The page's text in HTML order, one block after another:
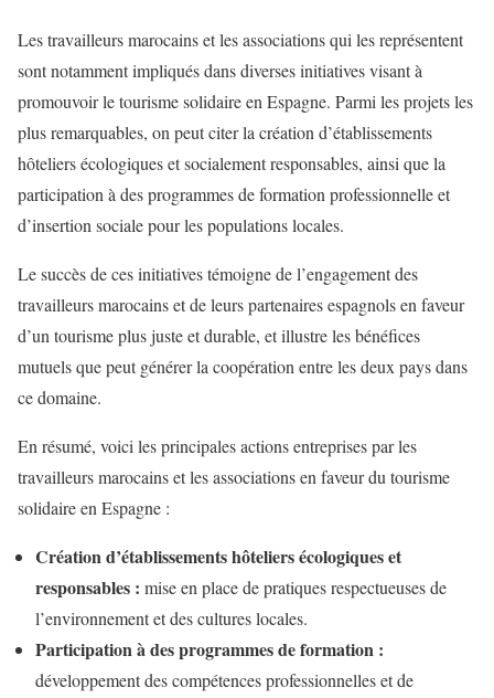
Les travailleurs marocains et les associations qui les représentent
sont notamment impliqués dans diverses initiatives visant à
promouvoir le tourisme solidaire en Espagne. Parmi les projets les
plus remarquables, on peut citer la création d’établissements
hôteliers écologiques et socialement responsables, ainsi que la
participation à des programmes de formation professionnelle et
d’insertion sociale pour les populations locales.
Le succès de ces initiatives témoigne de l’engagement des
travailleurs marocains et de leurs partenaires espagnols en faveur
d’un tourisme plus juste et durable, et illustre les bénéfices
mutuels que peut générer la coopération entre les deux pays dans
ce domaine.
En résumé, voici les principales actions entreprises par les
travailleurs marocains et les associations en faveur du tourisme
solidaire en Espagne :
Création d’établissements hôteliers écologiques et
responsables : mise en place de pratiques respectueuses de
l’environnement et des cultures locales.
Participation à des programmes de formation :
développement des compétences professionnelles et de